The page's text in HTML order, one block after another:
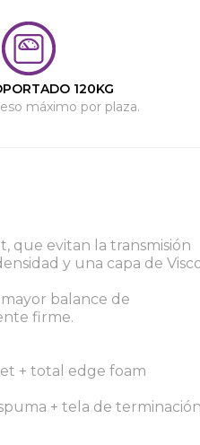
120KG
máximo por plaza.
que evitan la transmisión
y una capa de
balance de
firme.
+ total edge foam
+ tela de terminación